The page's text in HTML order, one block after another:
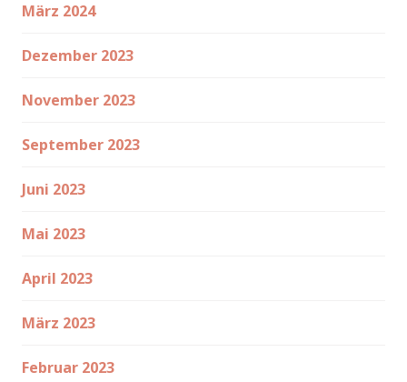
März 2024
Dezember 2023
November 2023
September 2023
Juni 2023
Mai 2023
April 2023
März 2023
Februar 2023